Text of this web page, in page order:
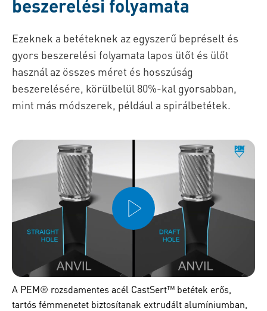
beszerelési folyamata
Ezeknek a betéteknek az egyszerű bepréselt és
gyors beszerelési folyamata lapos ütőt és ülőt
használ az összes méret és hosszúság
beszerelésére, körülbelül 80%-kal gyorsabban,
mint más módszerek, például a spirálbetétek.
A PEM® rozsdamentes acél CastSert™ betétek erős,
tartós fémmenetet biztosítanak extrudált alumíniumban,